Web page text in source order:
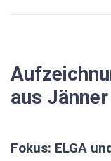
aus
Fokus: ELGA